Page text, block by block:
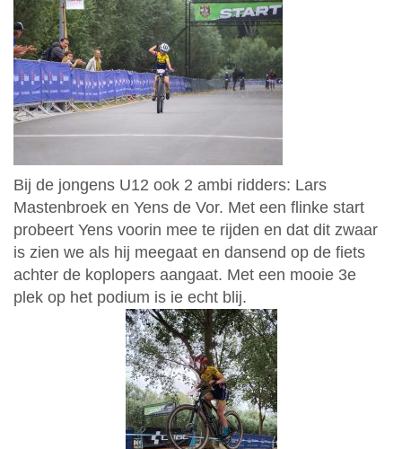
Bij de jongens U12 ook 2 ambi ridders: Lars
Mastenbroek en Yens de Vor. Met een flinke start
probeert Yens voorin mee te rijden en dat dit zwaar
is zien we als hij meegaat en dansend op de fiets
achter de koplopers aangaat. Met een mooie 3e
plek op het podium is ie echt blij.